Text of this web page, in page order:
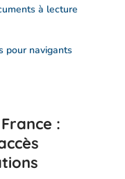
à lecture
pour navigants
: